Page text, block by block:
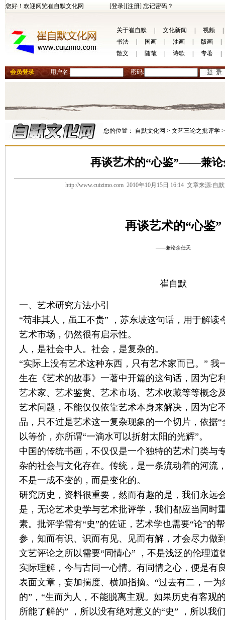
您好！欢迎阅览崔自默文化网 [登录][注册] 忘记密码？
关于崔自默 文化新闻 视频
书法
国画 油画 版画
散文
随笔 诗歌 专著
会员登录 用户名: 密码:
您的位置： 自默文化网 > 文艺三论之批评学
再谈艺术的“心鉴”——兼论
http://www.cuizimo.com 2010年10月15日 16:14 文章来源:自
再谈艺术的“心鉴”
——兼论余任天
崔自默
一、艺术研究方法小引
“苟非其人，虽工不贵” ，苏东坡这句话，用于解读
艺术市场，仍然很有启示性。
人，是社会中人。社会，是复杂的。
“实际上没有艺术这种东西，只有艺术家而已。” 我
生在《艺术的故事》一著中开篇的这句话，因为它
艺术家、艺术鉴赏、艺术市场、艺术收藏等等概念
艺术问题，不能仅仅依靠艺术本身来解决，因为它
品，只不过是艺术这一复杂现象的一个切片，依据
以等价，亦所谓“一滴水可以折射太阳的光辉”。
中国的传统书画，不仅仅是一个独特的艺术门类与
杂的社会与文化存在。传统，是一条流动着的河流
不是一成不变的，而是变化的。
研究历史，资料很重要，然而有趣的是，我们永远
是，无论艺术史学与艺术批评学，我们都应当同时
素。批评学需有“史”的佐证，艺术学也需要“论”的
参，知而有识、识而有见、见而有解，才会尽力做
文艺评论之所以需要“同情心” ，不是浅泛的伦理道
实际理解，今与古同一心情。有同情之心，便是有
表面文章，妄加揣度、横加指摘。“过去有二，一
的”，“生而为人，不能脱离主观。如果历史有客观
所能了解的” ，所以没有绝对意义的“史” ，所以我